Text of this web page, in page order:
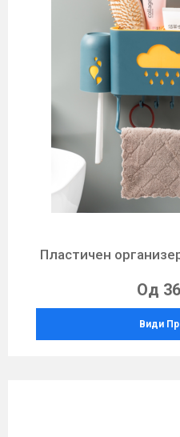
Пластичен
Од
Види